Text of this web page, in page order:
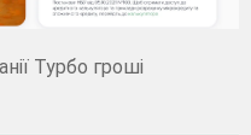
Турбо гроші